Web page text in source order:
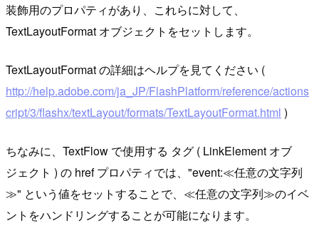
装飾用のプロパティがあり、これらに対して、
TextLayoutFormat オブジェクトをセットします。
TextLayoutFormat の詳細はヘルプを見てください (
http://help.adobe.com/ja_JP/FlashPlatform/reference/actions
cript/3/flashx/textLayout/formats/TextLayoutFormat.html )
ちなみに、TextFlow で使用する タグ ( LinkElement オブ
ジェクト ) の href プロパティでは、"event:≪任意の文字列
≫" という値をセットすることで、≪任意の文字列≫のイベ
ントをハンドリングすることが可能になります。